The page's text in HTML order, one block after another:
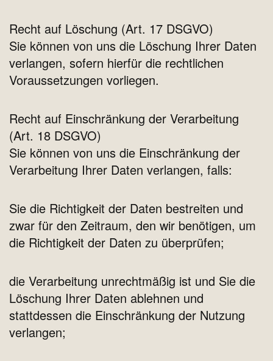
Recht auf Löschung (Art. 17 DSGVO)
Sie können von uns die Löschung Ihrer Daten
verlangen, sofern hierfür die rechtlichen
Voraussetzungen vorliegen.
Recht auf Einschränkung der Verarbeitung
(Art. 18 DSGVO)
Sie können von uns die Einschränkung der
Verarbeitung Ihrer Daten verlangen, falls:
Sie die Richtigkeit der Daten bestreiten und
zwar für den Zeitraum, den wir benötigen, um
die Richtigkeit der Daten zu überprüfen;
die Verarbeitung unrechtmäßig ist und Sie die
Löschung Ihrer Daten ablehnen und
stattdessen die Einschränkung der Nutzung
verlangen;